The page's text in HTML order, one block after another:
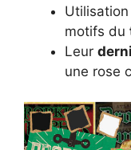
motifs du
Leur
une rose